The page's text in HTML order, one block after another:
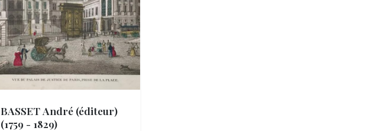
BASSET André (éditeur)
(1759 - 1829)